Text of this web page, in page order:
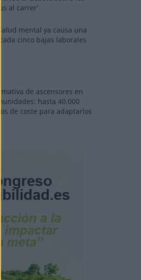
al carrer'
salud mental ya causa una
cada cinco bajas laborales
de ascensores en
hasta 40.000
de coste para adaptarlos